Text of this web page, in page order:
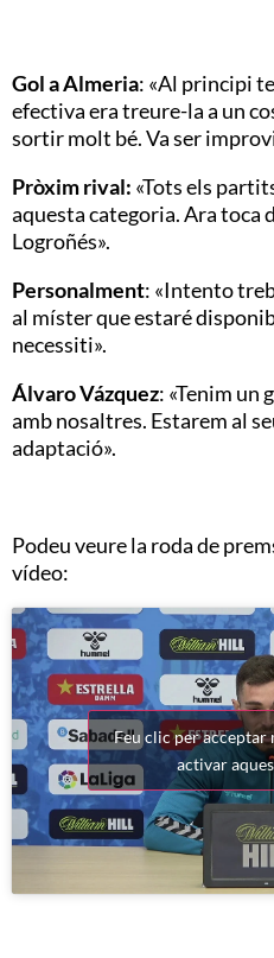
Gol a Almeria: «Al principi
efectiva era treure-la a un
sortir molt bé. Va ser
Pròxim rival: «Tots els
aquesta categoria. Ara toca
Logroñés».
Personalment: «Intento
al míster que estaré
necessiti».
Álvaro Vázquez: «Tenim un
amb nosaltres. Estarem al
adaptació».
Podeu veure la roda de
vídeo:
Feu clic per acceptar
activar